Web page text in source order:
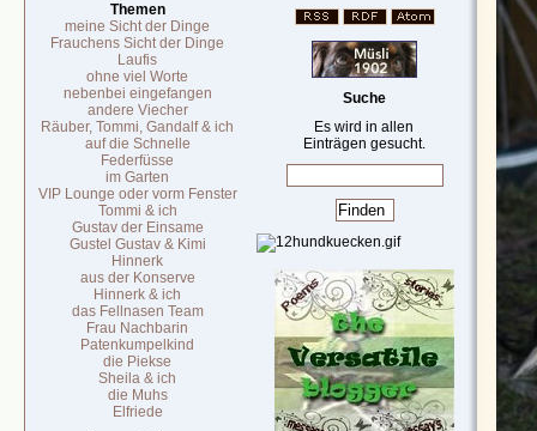
Themen
meine Sicht der Dinge
Frauchens Sicht der Dinge
Laufis
ohne viel Worte
nebenbei eingefangen
andere Viecher
Räuber, Tommi, Gandalf & ich
auf die Schnelle
Federfüsse
im Garten
VIP Lounge oder vorm Fenster
Tommi & ich
Gustav der Einsame
Gustel Gustav & Kimi
Hinnerk
aus der Konserve
Hinnerk & ich
das Fellnasen Team
Frau Nachbarin
Patenkumpelkind
die Piekse
Sheila & ich
die Muhs
Elfriede
Suche
Es wird in allen
Einträgen gesucht.